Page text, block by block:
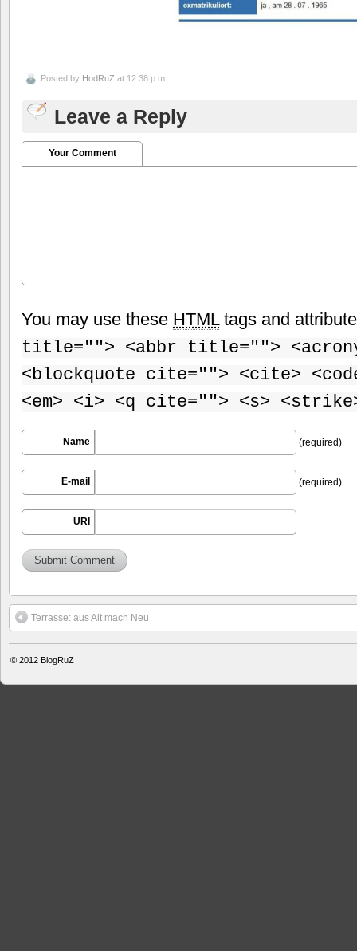
Posted by HodRuZ at 12:38 p.m.
Leave a Reply
Your Comment
You may use these HTMLtags and
title=""> <abbr title="">
<blockquote cite=""> <cite>
<em> <i> <q cite=""> <s>
Name (required)
E-mail (required)
URI
Terrasse: aus Alt mach Neu
© 2012 BlogRuZ